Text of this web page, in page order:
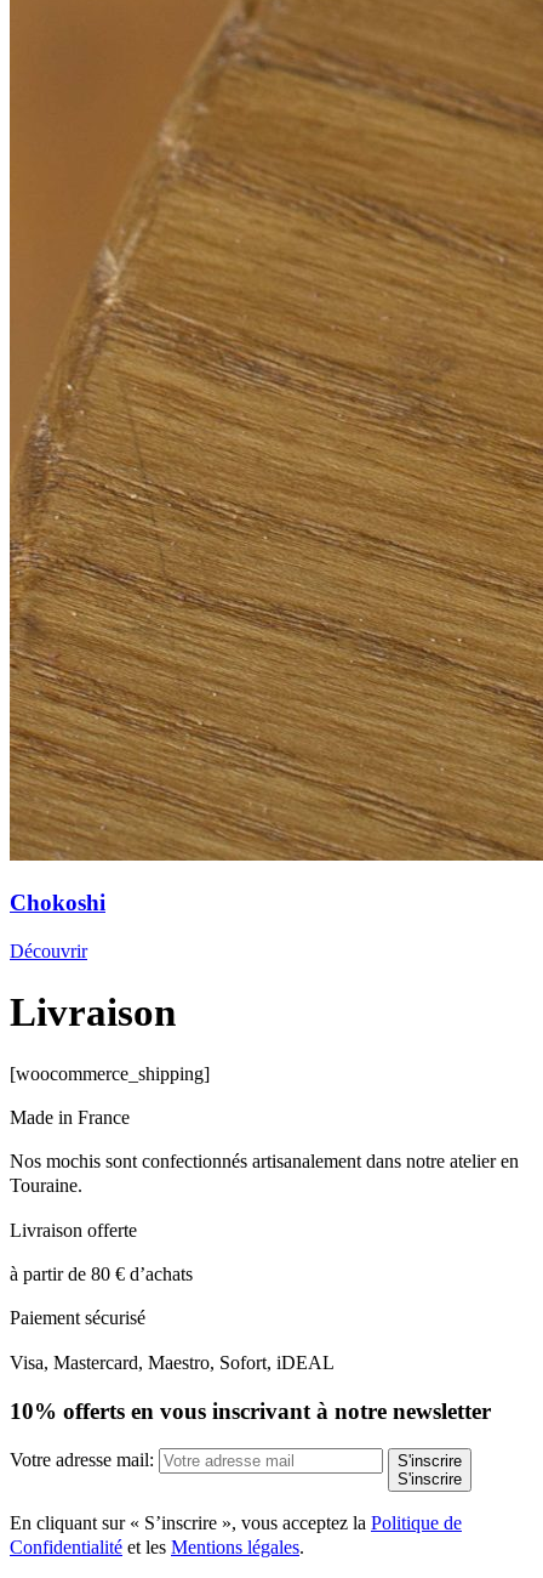
Chokoshi
Découvrir
Livraison
[woocommerce_shipping]
Made in France
Nos mochis sont confectionnés artisanalement dans notre atelier en
Touraine.
Livraison offerte
à partir de 80 € d’achats
Paiement sécurisé
Visa, Mastercard, Maestro, Sofort, iDEAL
10% offerts en vous inscrivant à notre newsletter
Votre adresse mail:
S'inscrire
S'inscrire
En cliquant sur « S’inscrire », vous acceptez la Politique de
Confidentialité et les Mentions légales.